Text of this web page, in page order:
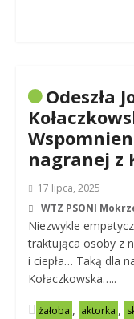
Odeszła
nagranej z
17 lipca, 2025
WTZ PSONI
Niezwykle
traktująca osoby z
i ciepła… Taką dla
Kołaczkowska…..
żałoba , aktorka ,